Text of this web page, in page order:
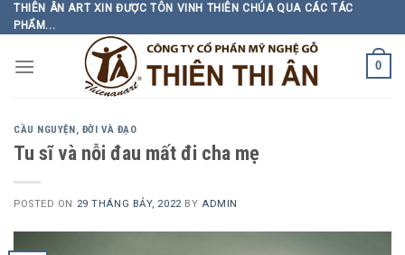
Skip
to
THIÊN ÂN ART XIN ĐƯỢC TÔN VINH THIÊN CHÚA QUA CÁC TÁC
PHẨM...
0
CẦU NGUYỆN, ĐỜI VÀ ĐẠO
Tu sĩ và nỗi đau mất đi cha mẹ
POSTED ON 29 THÁNG BẢY, 2022 BY ADMIN